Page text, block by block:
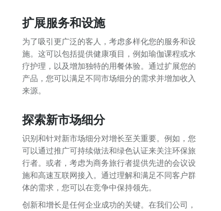
扩展服务和设施
为了吸引更广泛的客人，考虑多样化您的服务和设
施。这可以包括提供健康项目，例如瑜伽课程或水
疗护理，以及增加独特的用餐体验。通过扩展您的
产品，您可以满足不同市场细分的需求并增加收入
来源。
探索新市场细分
识别和针对新市场细分对增长至关重要。例如，您
可以通过推广可持续做法和绿色认证来关注环保旅
行者。或者，考虑为商务旅行者提供先进的会议设
施和高速互联网接入。通过理解和满足不同客户群
体的需求，您可以在竞争中保持领先。
创新和增长是任何企业成功的关键。在我们公司，